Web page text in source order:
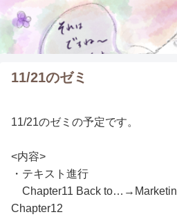
11/21のゼミ
11/21のゼミの予定です。
<内容>
・テキスト進行
Chapter11 Back
Chapter12